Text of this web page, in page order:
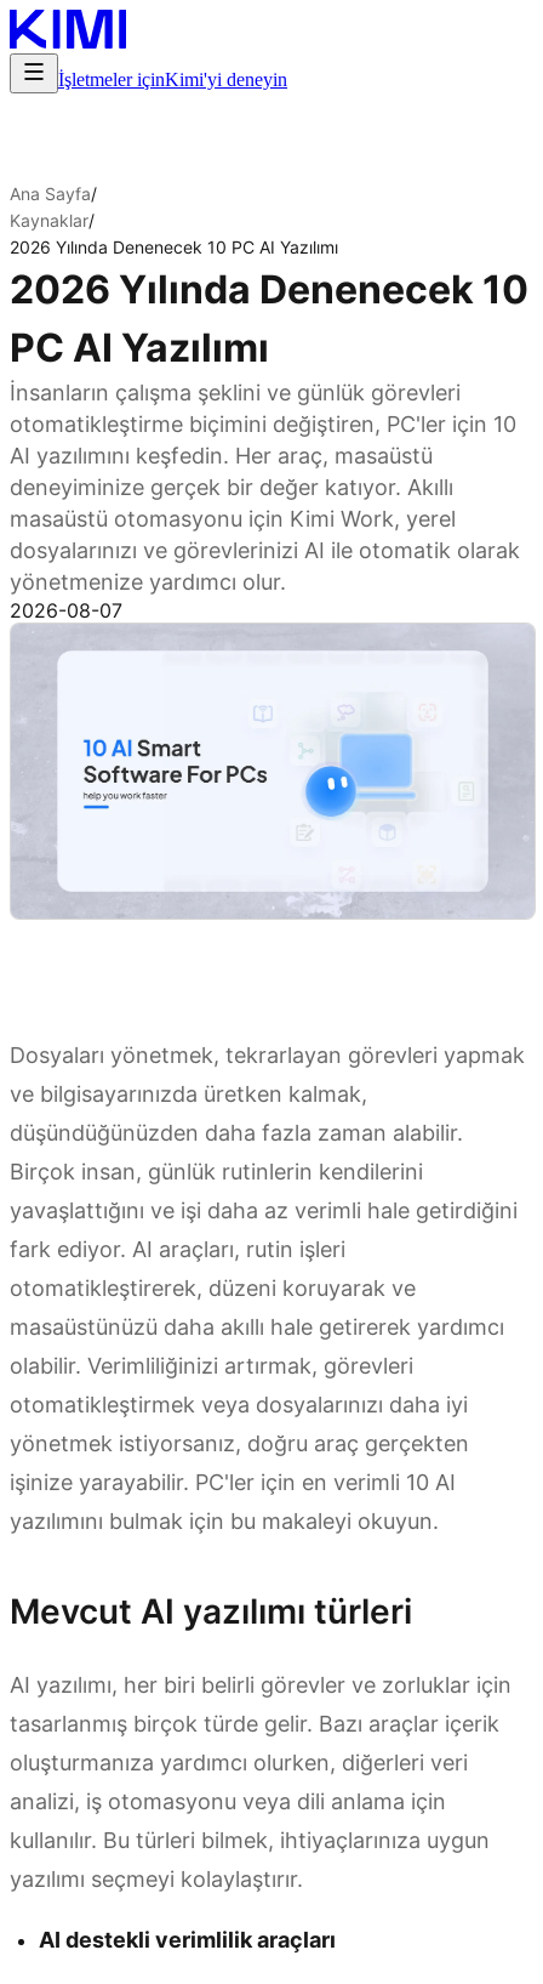
İşletmeler içinKimi'yi deneyin
Ana Sayfa/
Kaynaklar/
2026 Yılında Denenecek 10 PC AI Yazılımı
2026 Yılında Denenecek 10
PC AI Yazılımı
İnsanların çalışma şeklini ve günlük görevleri
otomatikleştirme biçimini değiştiren, PC'ler için 10
AI yazılımını keşfedin. Her araç, masaüstü
deneyiminize gerçek bir değer katıyor. Akıllı
masaüstü otomasyonu için Kimi Work, yerel
dosyalarınızı ve görevlerinizi AI ile otomatik olarak
yönetmenize yardımcı olur.
2026-08-07
Dosyaları yönetmek, tekrarlayan görevleri yapmak
ve bilgisayarınızda üretken kalmak,
düşündüğünüzden daha fazla zaman alabilir.
Birçok insan, günlük rutinlerin kendilerini
yavaşlattığını ve işi daha az verimli hale getirdiğini
fark ediyor. AI araçları, rutin işleri
otomatikleştirerek, düzeni koruyarak ve
masaüstünüzü daha akıllı hale getirerek yardımcı
olabilir. Verimliliğinizi artırmak, görevleri
otomatikleştirmek veya dosyalarınızı daha iyi
yönetmek istiyorsanız, doğru araç gerçekten
işinize yarayabilir. PC'ler için en verimli 10 AI
yazılımını bulmak için bu makaleyi okuyun.
Mevcut AI yazılımı türleri
AI yazılımı, her biri belirli görevler ve zorluklar için
tasarlanmış birçok türde gelir. Bazı araçlar içerik
oluşturmanıza yardımcı olurken, diğerleri veri
analizi, iş otomasyonu veya dili anlama için
kullanılır. Bu türleri bilmek, ihtiyaçlarınıza uygun
yazılımı seçmeyi kolaylaştırır.
AI destekli verimlilik araçları